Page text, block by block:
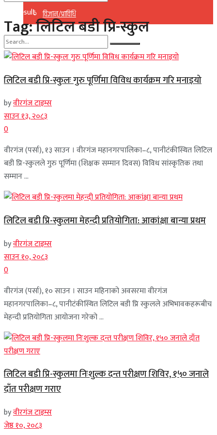
विज्ञान/प्राविधि
No Result
View All Result
No Result
View All Result
Tag:लिटिल बडी प्रि-स्कुल
लिटिल बडी प्रि-स्कुलः गुरु पूर्णिमा विविध कार्यक्रम गरि मनाइयो
byवीरगंज टाइम्स
साउन १३, २०८३
0
वीरगंज (पर्सा), १३ साउन । वीरगंज महानगरपालिका–८, पानीटंकीस्थित लिटिल
बडी प्रि-स्कुलले गुरु पूर्णिमा (शिक्षक सम्मान दिवस) विविध सांस्कृतिक तथा
सम्मान ...
लिटिल बडी प्रि-स्कुलमा मेहन्दी प्रतियोगिता: आकांक्षा बान्या प्रथम
byवीरगंज टाइम्स
साउन १०, २०८३
0
वीरगंज (पर्सा), १० साउन । साउन महिनाको अवसरमा वीरगंज
महानगरपालिका–८, पानीटंकीस्थित लिटिल बडी प्रि स्कुलले अभिभावकहरूबीच
मेहन्दी प्रतियोगिता आयोजना गरेको ...
लिटिल बडी प्रि-स्कुलमा निःशुल्क दन्त परीक्षण शिविर, १५० जनाले
दाँत परीक्षण गराए
byवीरगंज टाइम्स
जेष्ठ १०, २०८३